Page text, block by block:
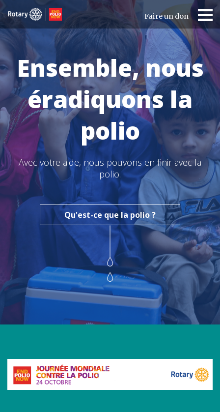
Faire un don
Ensemble, nous
éradiquons la
polio
Avec votre aide, nous pouvons en finir avec la
polio.
Qu'est-ce que la polio ?